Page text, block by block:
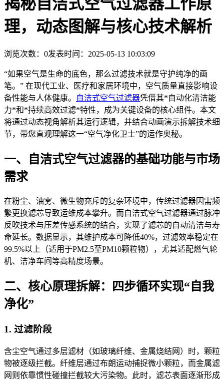
理，动态图解与核心技术解析
浏览次数： 0发表时间：2025-05-13 10:03:09
“如果空气是生命的底色，那么过滤技术就是守护纯净的画
笔。” 在现代工业、医疗和家居环境中，空气质量直接影响设
备性能与人体健康。
自洁式空气过滤器凭借其*自动化清洁能
力*和*持续高效过滤*特性，成为关键设备的核心组件。本文
将通过动态视角解析其运行逻辑，并结合动画演示拆解技术细
节，带您直观理解这一“空气净化卫士”的运作奥秘。
一、自洁式空气过滤器的基础功能与市场
需求
在粉尘、油雾、微生物充斥的复杂环境中，传统过滤器因需频
繁更换滤芯导致运维成本攀升。而自洁式空气过滤器通过脉冲
反吹技术与压差传感系统的结合，实现了滤芯的自动清洁与寿
命延长。数据显示，其维护成本可降低40%，过滤效率稳定在
99.5%以上（适用于PM2.5至PM10颗粒物），尤其适配燃气轮
机、洁净车间等高精度场景。
二、核心原理拆解：四步循环实现“自我
净化”
1. 过滤阶段
含尘空气通过多层滤材（如玻璃纤维、金属烧结网）时，颗粒
物被逐级拦截。纤维层通过布朗运动捕捉微小颗粒，而金属滤
网则依靠惯性碰撞拦截较大污染物。此时，滤芯表面逐渐形成